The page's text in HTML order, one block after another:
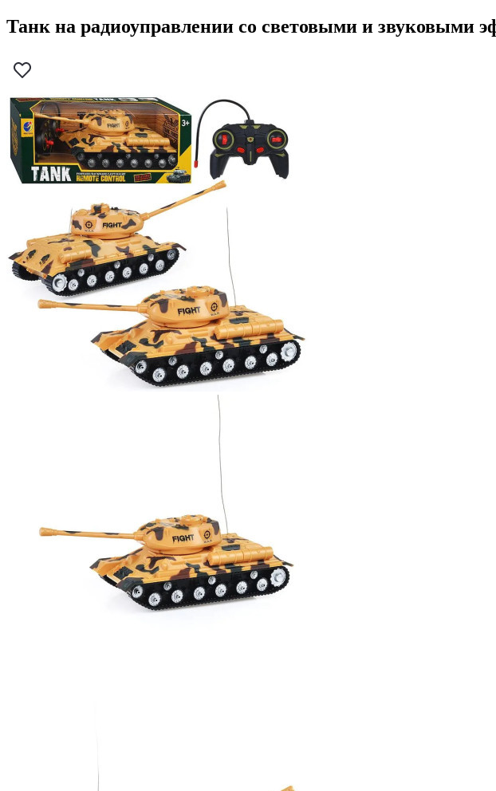
Танк на радиоуправлении со световыми и звуковыми